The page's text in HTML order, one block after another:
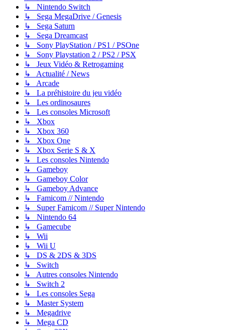
↳ Nintendo Switch
↳ Sega MegaDrive / Genesis
↳ Sega Saturn
↳ Sega Dreamcast
↳ Sony PlayStation / PS1 / PSOne
↳ Sony Playstation 2 / PS2 / PSX
↳ Jeux Vidéo & Retrogaming
↳ Actualité / News
↳ Arcade
↳ La préhistoire du jeu vidéo
↳ Les ordinosaures
↳ Les consoles Microsoft
↳ Xbox
↳ Xbox 360
↳ Xbox One
↳ Xbox Serie S & X
↳ Les consoles Nintendo
↳ Gameboy
↳ Gameboy Color
↳ Gameboy Advance
↳ Famicom // Nintendo
↳ Super Famicom // Super Nintendo
↳ Nintendo 64
↳ Gamecube
↳ Wii
↳ Wii U
↳ DS & 2DS & 3DS
↳ Switch
↳ Autres consoles Nintendo
↳ Switch 2
↳ Les consoles Sega
↳ Master System
↳ Megadrive
↳ Mega CD